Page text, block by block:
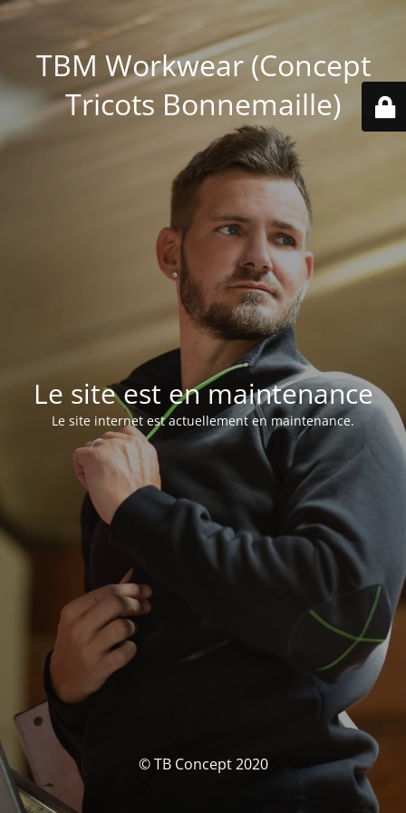
TBM Workwear (Concept
Tricots Bonnemaille)
Le site est en maintenance
Le site internet est actuellement en maintenance.
© TB Concept 2020